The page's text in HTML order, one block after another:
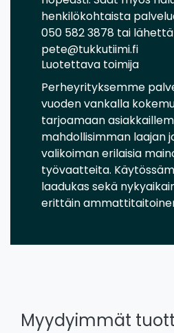
henkilökohtaista
050 582 3878 tai
pete@tukkutiimi.fi
Luotettava toimija
Perheyrityksemme
vuoden vankalla
tarjoamaan
mahdollisimman laajan
valikoiman erilaisia
työvaatteita.
laadukas sekä
erittäin
Myydyimmät